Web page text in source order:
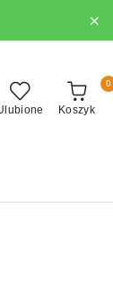
Koszyk
0